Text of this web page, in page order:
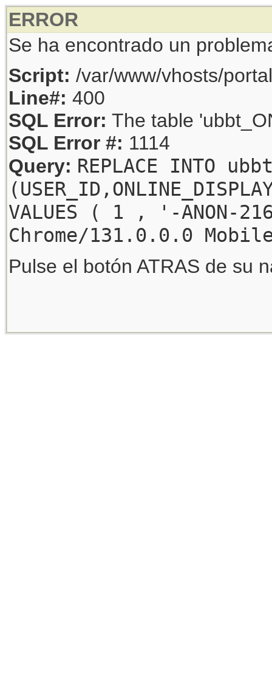
ERROR
Se ha encontrado un
Script: /var/www/vhosts/
Line#: 400
SQL Error: The table
SQL Error #: 1114
Query: REPLACE INTO
VALUES ( 1 , '-
Chrome/131.0.0.0
Pulse el botón ATRAS de su